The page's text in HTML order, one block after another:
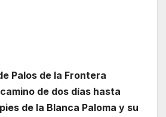
Palos de la Frontera
de dos días hasta
de la Blanca Paloma y su